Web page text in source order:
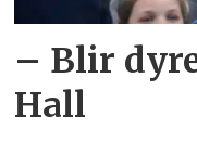
– Blir
Hall